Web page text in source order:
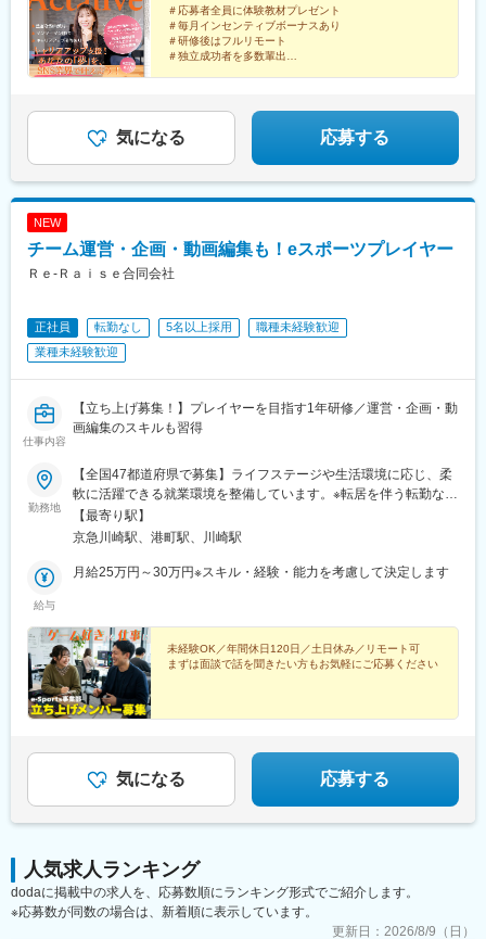
根、岡山、広島、山口、徳島、香川、愛媛、高知■九州エリア：福
岡、佐賀、長崎、大分、熊本、宮崎、鹿児島、沖縄※研修期間中は
プロジェクト先へ配属（希望を考慮）在宅勤務でスタート希望者
は、適正テストを実施し、通過した場合プロジェクト先への配属
社への通勤可能圏内にお住まい/もしくは転居できる方歓迎
駅、上野駅、有楽町駅、目黒駅、恵比寿駅、御茶ノ水駅、北千住
駅、新小岩駅、小岩駅、三河島駅、新板橋駅、赤羽駅、水道橋
駅、自由が丘駅、二子玉川駅、中野駅(東京都)、高円寺駅、井の頭
公園駅、立川北駅、町田駅、調布駅、八王子駅、国分寺駅、多摩
駅、天王町駅、横浜駅、京急川崎駅、向ケ丘遊園駅、溝の口駅、
新百合ケ丘駅、みなとみらい駅、大船駅、平塚駅、逗子・葉山
駅、横須賀中央駅、小田原駅、北茅ケ崎駅、海老名駅(相模線)、本
駅、岩槻駅、八潮駅、三郷駅(埼玉県)、所沢駅、和光市駅、朝霞台
駅、本川越駅、川越駅、熊谷駅、上尾駅、松戸駅、船橋駅、国府
蘇我駅、木更津駅、新鎌ケ谷駅、勝田台駅、愛宕駅(千葉県)、白井
駅、南船橋駅、新浦安駅、舞浜駅、海浜幕張駅、大阪駅、新大阪
駅、大阪阿部野橋駅、京橋駅(大阪府)、鶴橋駅、梅田駅(地下鉄)、
(阪急線)、十三駅、茨木市駅、高槻駅、西梅田駅、野田駅(阪神
線)、新今宮駅、名古屋駅、金山駅(愛知県)、千種駅、豊橋駅、大
駅、東岡崎駅、知立駅、新豊橋駅、岡崎駅、高蔵寺駅、札幌駅、
函館駅、旭川駅、小樽駅、釧路駅、さっぽろ駅、大通駅、すすき
の駅、真駒内駅、福住駅、博多駅、小倉駅(福岡県)、黒崎駅、久留
米駅、西鉄福岡駅、中洲川端駅、赤坂駅(福岡県)、西新駅、西鉄久
留米駅、大橋駅(福岡県)、薬院駅、青森駅、盛岡駅、宮城野通駅、
秋田駅、山形駅、郡山駅(福島県)、水戸駅、宇都宮駅、高崎駅、新
潟駅、富山駅、金沢駅、福井駅(福井県)、甲府駅、長野駅、岐阜
新山口駅、徳島駅、高松駅(香川県)、ＪＲ松山駅前駅、高知駅、佐
賀駅、長崎駅前駅、熊本駅、大分駅、宮崎駅、鹿児島中央駅、那
覇空港駅(鉄道)、汐留駅、東池袋駅、新宿駅(東京メトロ)、乃木坂
駅、秋葉原駅、溜池山王駅、桜田門駅、蓮沼駅、銀座駅、祐天寺
駅、馬喰横山駅、外苑前駅、千歳烏山駅、南新宿駅、新大久保
前駅、半蔵門駅、高輪ゲートウェイ駅、北参道駅、両国駅、永田
町駅、北品川駅、稲荷町駅(東京都)、日比谷駅、新御茶ノ水駅、日
暮里駅(舎人ライナー)、板橋駅、赤羽岩淵駅、後楽園駅、九品仏
駅、桜木町駅、逗子駅、緑町駅、海老名駅(相鉄・小田急)、川口
駅、中浦和駅、南越谷駅、春日部駅、北朝霞駅、川越市駅、京成
船橋駅、市川駅、西船橋駅、本八幡駅(都営線)、津田沼駅、稲毛
駅、京成千葉駅、初富駅、東葉勝田台駅、野田市駅、東京ディズ
ニーランド・ステーション駅、東淀川駅、天王寺駅、大阪梅田駅
600万円／入社3年目（月給30万円+各種手当+インセンティブ）※
上記はモデル年収です。※インセンティブ制度あり（支給の有無は
業務内容や配属部署による）
＃応募者全員に体験教材プレゼント
＃毎月インセンティブボーナスあり
＃研修後はフルリモート
＃独立成功者を多数輩出
SNSクリエイターとして更なる価値を見出し、
現在において活躍できる人材に！
気になる 応募する
NEW
チーム運営・企画・動画編集も！eスポーツプレイヤー
Ｒｅ‐Ｒａｉｓｅ合同会社
正社員 転勤なし 5名以上採用
職種未経験歓迎
業種未経験歓迎
仕事内容
【立ち上げ募集！】プレイヤーを目指す1年研修／運営・企画・動
画編集のスキルも習得
勤務地
【全国47都道府県で募集】ライフステージや生活環境に応じ、柔
軟に活躍できる就業環境を整備しています。※転居を伴う転勤なし
※リモートOK《本社》神奈川県川崎市川崎区宮本町8-29 アルコー
ド川崎1302※受動喫煙対策：あり
【最寄り駅】
京急川崎駅、港町駅、川崎駅
給与
月給25万円～30万円※スキル・経験・能力を考慮して決定します
未経験OK／年間休日120日／土日休み／リモート可
まずは面談で話を聞きたい方もお気軽にご応募ください
気になる 応募する
人気求人ランキング
dodaに掲載中の求人を、応募数順にランキング形式でご紹介します。
※応募数が同数の場合は、新着順に表示しています。
更新日： 2026/8/9（日）